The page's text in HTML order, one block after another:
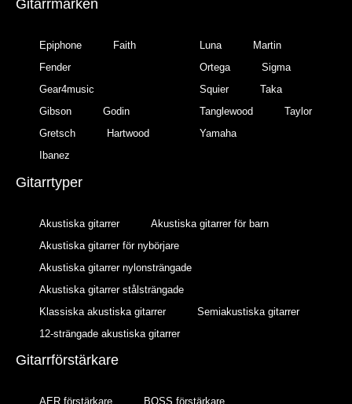
Gitarrmärken
Epiphone
Faith
Fender
Gear4music
Gibson
Godin
Gretsch
Hartwood
Ibanez
Luna
Martin
Ortega
Sigma
Squier
Taka
Tanglewood
Taylor
Yamaha
Gitarrtyper
Akustiska gitarrer
Akustiska gitarrer för barn
Akustiska gitarrer för nybörjare
Akustiska gitarrer nylonsträngade
Akustiska gitarrer stålsträngade
Klassiska akustiska gitarrer
Semiakustiska gitarrer
12-strängade akustiska gitarrer
Gitarrförstärkare
AER förstärkare BOSS förstärkare